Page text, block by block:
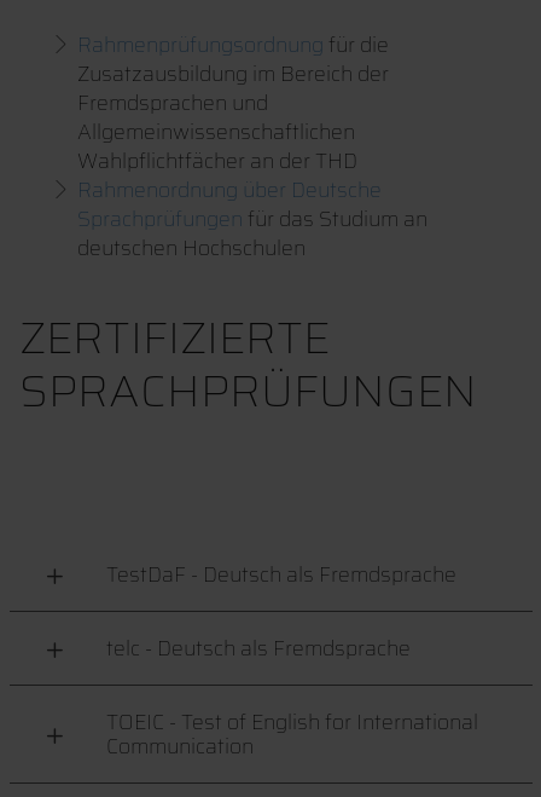
Rahmenprüfungsordnung für die
Zusatzausbildung im Bereich der
Fremdsprachen und
Allgemeinwissenschaftlichen
Wahlpflichtfächer an der THD
Rahmenordnung über Deutsche
Sprachprüfungen für das Studium an
deutschen Hochschulen
ZERTIFIZIERTE
SPRACHPRÜFUNGEN
TestDaF - Deutsch als Fremdsprache
telc - Deutsch als Fremdsprache
TOEIC - Test of English for International
Communication